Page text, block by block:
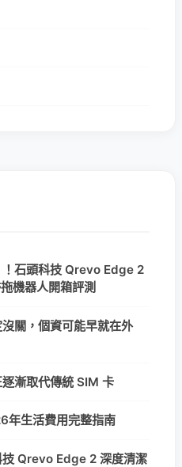
石頭科技 Qrevo Edge 2
機器人開箱評測
關，個資可能早就在外
漸取代傳統 SIM 卡
年生活費用完整指南
Qrevo Edge 2 深度清潔